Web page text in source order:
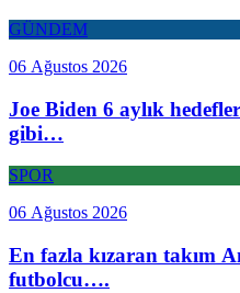
GÜNDEM
06 Ağustos 2026
Joe Biden 6 aylık
gibi…
SPOR
06 Ağustos 2026
En fazla kızaran takım
futbolcu….